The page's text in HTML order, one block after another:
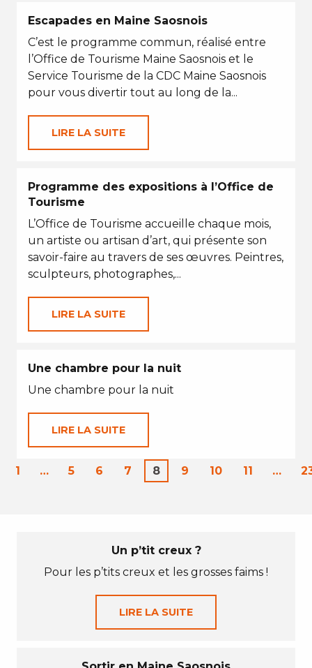
Escapades en Maine Saosnois
C’est le programme commun, réalisé entre
l’Office de Tourisme Maine Saosnois et le
Service Tourisme de la CDC Maine Saosnois
pour vous divertir tout au long de la...
LIRE LA SUITE
Programme des expositions à l’Office de
Tourisme
L’Office de Tourisme accueille chaque mois,
un artiste ou artisan d’art, qui présente son
savoir-faire au travers de ses œuvres. Peintres,
sculpteurs, photographes,...
LIRE LA SUITE
Une chambre pour la nuit
Une chambre pour la nuit
LIRE LA SUITE
1 … 5 6 7 8 9 10 11 …
Un p’tit creux ?
Pour les p’tits creux et les grosses faims !
LIRE LA SUITE